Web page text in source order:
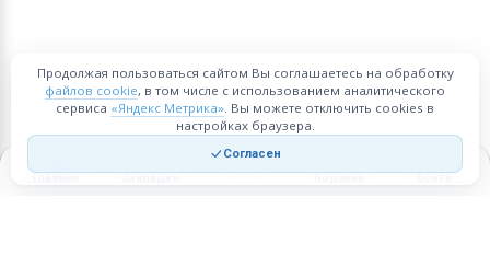
Главная Закладки Корзина Войти
Продолжая пользоваться сайтом Вы соглашаетесь на обработку
файлов cookie, в том числе с использованием аналитического
сервиса «Яндекс Метрика». Вы можете отключить cookies в
настройках браузера.
Согласен